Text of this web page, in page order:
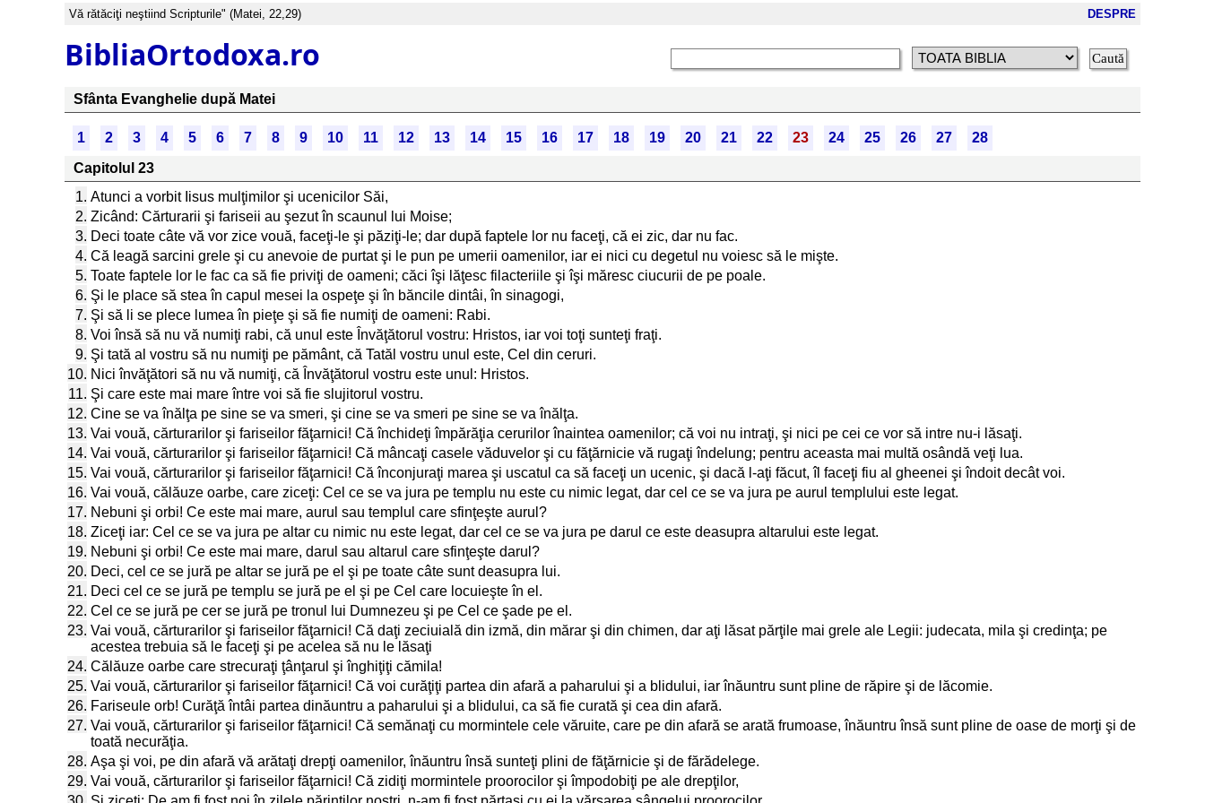
Vă rătăciţi neştiind Scripturile" (Matei, 22,29) DESPRE
BibliaOrtodoxa.ro
Sfânta Evanghelie după Matei
1 2 3 4 5 6 7 8 9 10 11 12 13 14 15 16 17 18 19 20 21 22 23 24 25 26 27
28
Capitolul 23
1. Atunci a vorbit Iisus mulţimilor şi ucenicilor Săi,
2. Zicând: Cărturarii şi fariseii au şezut în scaunul lui Moise;
3. Deci toate câte vă vor zice vouă, faceţi-le şi păziţi-le; dar după faptele lor nu faceţi, că ei zic, dar nu fac.
4. Că leagă sarcini grele şi cu anevoie de purtat şi le pun pe umerii oamenilor, iar ei nici cu degetul nu voiesc să le mişte.
5. Toate faptele lor le fac ca să fie priviţi de oameni; căci îşi lăţesc filacteriile şi îşi măresc ciucurii de pe poale.
6. Şi le place să stea în capul mesei la ospeţe şi în băncile dintâi, în sinagogi,
7. Şi să li se plece lumea în pieţe şi să fie numiţi de oameni: Rabi.
8. Voi însă să nu vă numiţi rabi, că unul este Învăţătorul vostru: Hristos, iar voi toţi sunteţi fraţi.
9. Şi tată al vostru să nu numiţi pe pământ, că Tatăl vostru unul este, Cel din ceruri.
10. Nici învăţători să nu vă numiţi, că Învăţătorul vostru este unul: Hristos.
11. Şi care este mai mare între voi să fie slujitorul vostru.
12. Cine se va înălţa pe sine se va smeri, şi cine se va smeri pe sine se va înălţa.
13. Vai vouă, cărturarilor şi fariseilor făţarnici! Că închideţi împărăţia cerurilor înaintea oamenilor; că voi nu intraţi, şi nici pe cei ce vor să intre nu-i lăsaţi.
14. Vai vouă, cărturarilor şi fariseilor făţarnici! Că mâncaţi casele văduvelor şi cu făţărnicie vă rugaţi îndelung; pentru aceasta mai multă osândă veţi lua.
15. Vai vouă, cărturarilor şi fariseilor făţarnici! Că înconjuraţi marea şi uscatul ca să faceţi un ucenic, şi dacă l-aţi făcut, îl faceţi fiu al gheenei şi îndoit decât voi.
16. Vai vouă, călăuze oarbe, care ziceţi: Cel ce se va jura pe templu nu este cu nimic legat, dar cel ce se va jura pe aurul templului este legat.
17. Nebuni şi orbi! Ce este mai mare, aurul sau templul care sfinţeşte aurul?
18. Ziceţi iar: Cel ce se va jura pe altar cu nimic nu este legat, dar cel ce se va jura pe darul ce este deasupra altarului este legat.
19. Nebuni şi orbi! Ce este mai mare, darul sau altarul care sfinţeşte darul?
20. Deci, cel ce se jură pe altar se jură pe el şi pe toate câte sunt deasupra lui.
21. Deci cel ce se jură pe templu se jură pe el şi pe Cel care locuieşte în el.
22. Cel ce se jură pe cer se jură pe tronul lui Dumnezeu şi pe Cel ce şade pe el.
23. Vai vouă, cărturarilor şi fariseilor făţarnici! Că daţi zeciuială din izmă, din mărar şi din chimen, dar aţi lăsat părţile mai grele ale Legii: judecata, mila şi credinţa; pe
acestea trebuia să le faceţi şi pe acelea să nu le lăsaţi
24. Călăuze oarbe care strecuraţi ţânţarul şi înghiţiţi cămila!
25. Vai vouă, cărturarilor şi fariseilor făţarnici! Că voi curăţiţi partea din afară a paharului şi a blidului, iar înăuntru sunt pline de răpire şi de lăcomie.
26. Fariseule orb! Curăţă întâi partea dinăuntru a paharului şi a blidului, ca să fie curată şi cea din afară.
27. Vai vouă, cărturarilor şi fariseilor făţarnici! Că semănaţi cu mormintele cele văruite, care pe din afară se arată frumoase, înăuntru însă sunt pline de oase de morţi şi de
toată necurăţia.
28. Aşa şi voi, pe din afară vă arătaţi drepţi oamenilor, înăuntru însă sunteţi plini de făţărnicie şi de fărădelege.
29. Vai vouă, cărturarilor şi fariseilor făţarnici! Că zidiţi mormintele proorocilor şi împodobiţi pe ale drepţilor,